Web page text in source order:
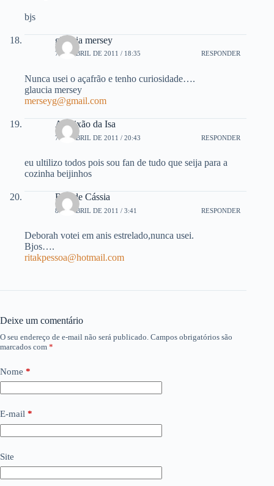
bjs
glaucia mersey
7 DE ABRIL DE 2011 / 18:35 RESPONDER
Nunca usei o açafrão e tenho curiosidade….
glaucia mersey
merseyg@gmail.com
A Paixão da Isa
7 DE ABRIL DE 2011 / 20:43 RESPONDER
eu ultilizo todos pois sou fan de tudo que seija para a
cozinha beijinhos
Rita de Cássia
8 DE ABRIL DE 2011 / 3:41 RESPONDER
Deborah votei em anis estrelado,nunca usei.
Bjos….
ritakpessoa@hotmail.com
Deixe um comentário
O seu endereço de e-mail não será publicado. Campos obrigatórios são
marcados com *
Nome *
E-mail *
Site